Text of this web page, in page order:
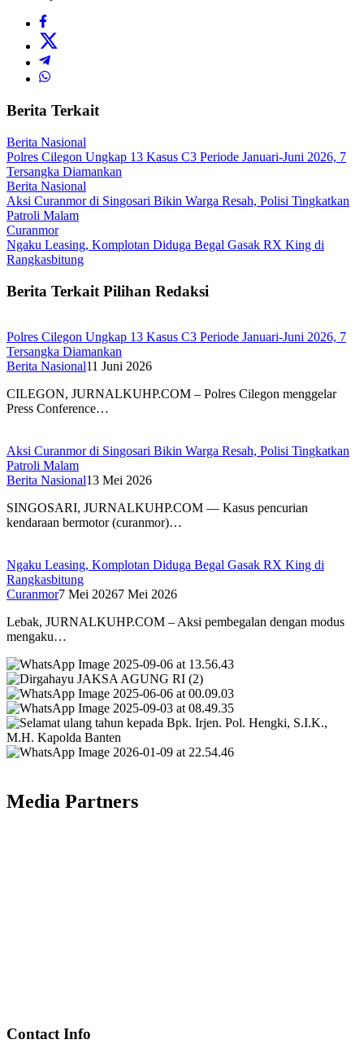
Berita Terkait
Berita Nasional
Polres Cilegon Ungkap 13 Kasus C3 Periode Januari-Juni 2026, 7
Tersangka Diamankan
Berita Nasional
Aksi Curanmor di Singosari Bikin Warga Resah, Polisi Tingkatkan
Patroli Malam
Curanmor
Ngaku Leasing, Komplotan Diduga Begal Gasak RX King di
Rangkasbitung
Berita Terkait Pilihan Redaksi
Polres Cilegon Ungkap 13 Kasus C3 Periode Januari-Juni 2026, 7
Tersangka Diamankan
Berita Nasional11 Juni 2026
CILEGON, JURNALKUHP.COM – Polres Cilegon menggelar
Press Conference…
Aksi Curanmor di Singosari Bikin Warga Resah, Polisi Tingkatkan
Patroli Malam
Berita Nasional13 Mei 2026
SINGOSARI, JURNALKUHP.COM — Kasus pencurian
kendaraan bermotor (curanmor)…
Ngaku Leasing, Komplotan Diduga Begal Gasak RX King di
Rangkasbitung
Curanmor7 Mei 20267 Mei 2026
Lebak, JURNALKUHP.COM – Aksi pembegalan dengan modus
mengaku…
Media Partners
Contact Info